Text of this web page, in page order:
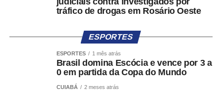
tráfico de drogas em Rosário Oeste
ESPORTES
ESPORTES 1 mês atrás
Brasil domina Escócia e vence por 3 a
0 em partida da Copa do Mundo
CUIABÁ 2 meses atrás